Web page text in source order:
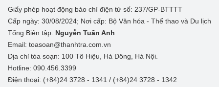
Giấy phép hoạt động báo chí điện tử số: 237/GP-BTTTT
Cấp ngày: 30/08/2024; Nơi cấp: Bộ Văn hóa - Thể thao và Du lịch
Tổng Biên tập: Nguyễn Tuấn Anh
Email: toasoan@thanhtra.com.vn
Địa chỉ tòa soạn: 100 Tô Hiệu, Hà Đông, Hà Nội.
Hotline: 090.456.3399
Điện thoại: (+84)24 3728 - 1341 / (+84)24 3728 - 1342